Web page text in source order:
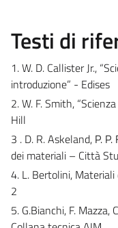
Testi di
1. W. D. Callister Jr.,
introduzione” - Edises
2. W. F. Smith,
Hill
3 . D. R. Askeland, P. P.
dei materiali – Città
4. L. Bertolini,
2
5. G.Bianchi, F.